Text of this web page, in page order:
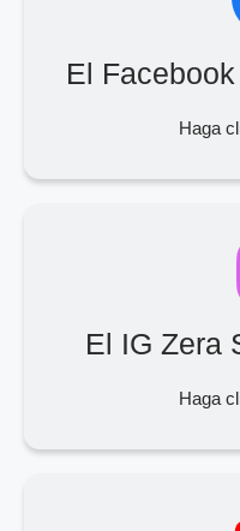
El
Haga
El IG Zera
Haga